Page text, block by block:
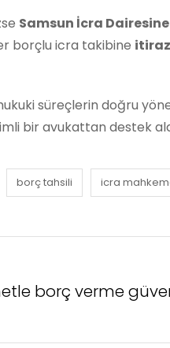
Samsun İcra
borçlu icra takibine
süreçlerin doğru
bir avukattan destek
borç tahsili icra
borç verme